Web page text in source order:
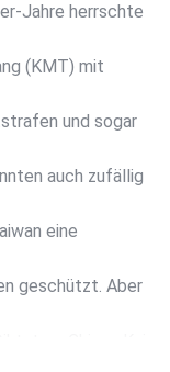
Jahre herrschte
(KMT) mit
und sogar
auch zufällig
eine
geschützt. Aber
Chiang Kai-